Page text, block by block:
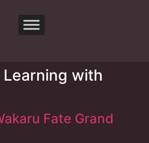
Learning with
Fate Grand